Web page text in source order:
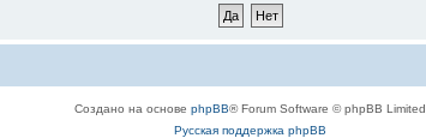
Создано на основеphpBB® Forum Software © phpBB Limited
Русская поддержка phpBB